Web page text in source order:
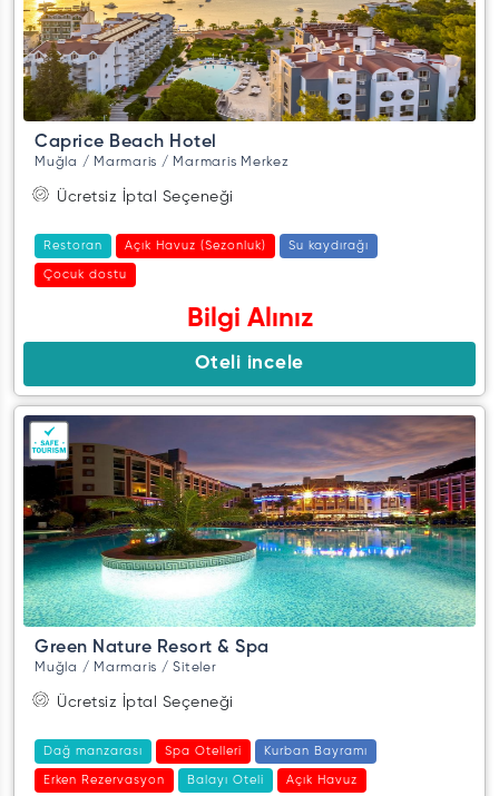
Caprice Beach Hotel
Muğla / Marmaris / Marmaris Merkez
Ücretsiz İptal Seçeneği
Restoran Açık Havuz (Sezonluk) Su kaydırağı
Çocuk dostu
Bilgi Alınız
Oteli incele
Green Nature Resort & Spa
Muğla / Marmaris / Siteler
Ücretsiz İptal Seçeneği
Dağ manzarası Spa Otelleri Kurban Bayramı
Erken Rezervasyon Balayı Oteli Açık Havuz